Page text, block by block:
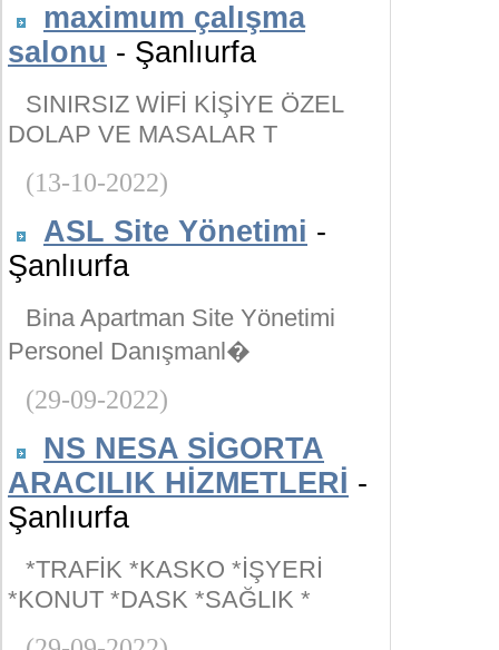
maximum çalışma
salonu - Şanlıurfa
SINIRSIZ WİFİ KİŞİYE ÖZEL
DOLAP VE MASALAR T
(13-10-2022)
ASL Site Yönetimi -
Şanlıurfa
Bina Apartman Site Yönetimi
Personel Danışmanl�
(29-09-2022)
NS NESA SİGORTA
ARACILIK HİZMETLERİ -
Şanlıurfa
*TRAFİK *KASKO *İŞYERİ
*KONUT *DASK *SAĞLIK *